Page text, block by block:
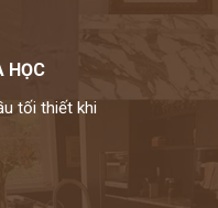
HỌC
tối thiết khi